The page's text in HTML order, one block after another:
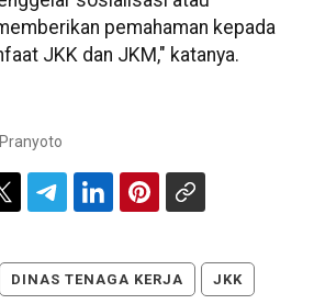
pemahaman kepada
JKK dan JKM," katanya.
DINAS TENAGA KERJA JKK